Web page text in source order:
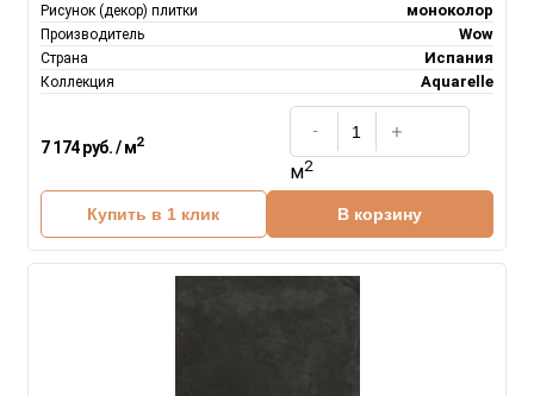
Рисунок (декор) плитки моноколор
Производитель Wow
Страна Испания
Коллекция Aquarelle
7 174 руб. / м2
м2
Купить в 1 клик В корзину